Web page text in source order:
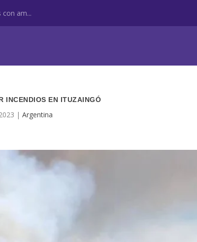
am...
INCENDIOS EN ITUZAINGÓ
| Argentina